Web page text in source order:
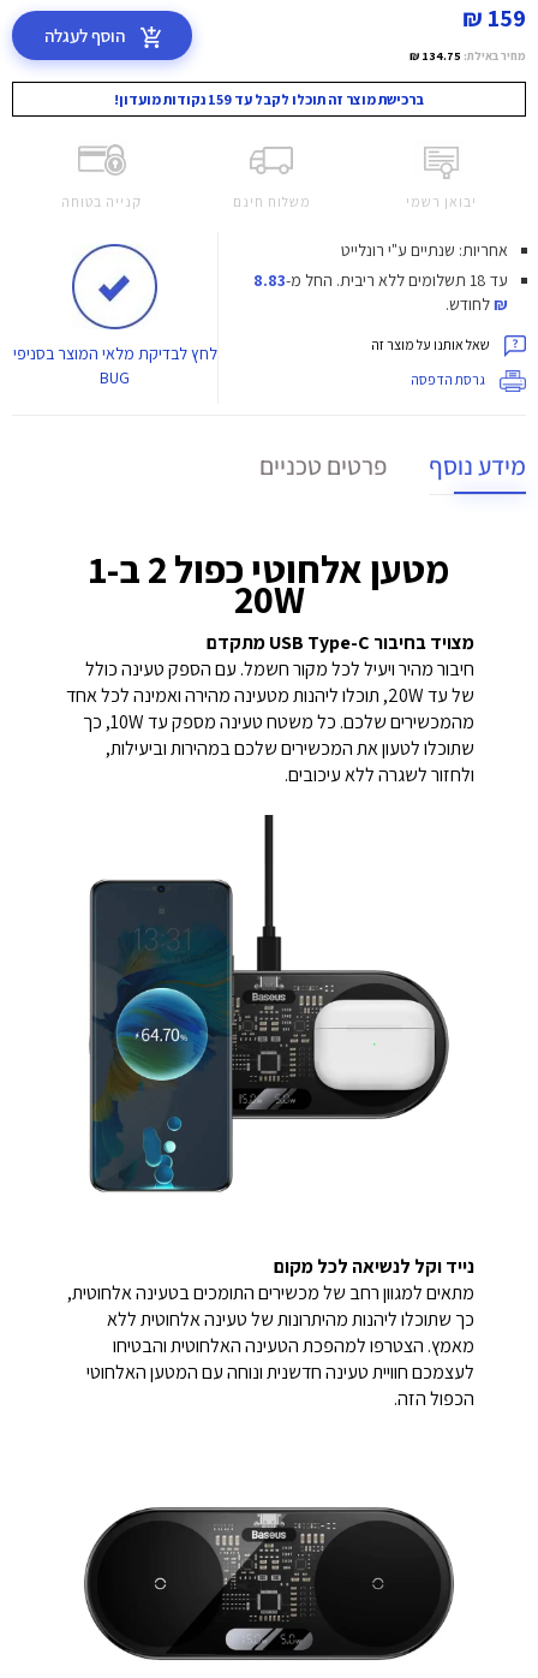
159 ₪
מחיר באילת: 134.75 ₪
הוסף לעגלה
ברכישת מוצר זה תוכלו לקבל עד 159 נקודות מועדון!
יבואן רשמי משלוח חינם קנייה בטוחה
אחריות: שנתיים ע"י רונלייט
עד 18 תשלומים ללא ריבית.
החל מ-8.83
₪לחודש.
שאל אותנו על מוצר זה
גרסת הדפסה
לחץלבדיקת מלאי המוצר בסניפי
BUG
מידע נוסף פרטים טכניים
מטען אלחוטי כפול 2 ב-1
20W
מצויד בחיבור USB Type-C מתקדם
חיבור מהיר ויעיל לכל מקור חשמל. עם הספק טעינה כולל
של עד 20W, תוכלו ליהנות מטעינה מהירה ואמינה לכל אחד
מהמכשירים שלכם. כל משטח טעינה מספק עד 10W, כך
שתוכלו לטעון את המכשירים שלכם במהירות וביעילות,
ולחזור לשגרה ללא עיכובים.
נייד וקל לנשיאה לכל מקום
מתאים למגוון רחב של מכשירים התומכים בטעינה אלחוטית,
כך שתוכלו ליהנות מהיתרונות של טעינה אלחוטית ללא
מאמץ. הצטרפו למהפכת הטעינה האלחוטית והבטיחו
לעצמכם חוויית טעינה חדשנית ונוחה עם המטען האלחוטי
הכפול הזה.